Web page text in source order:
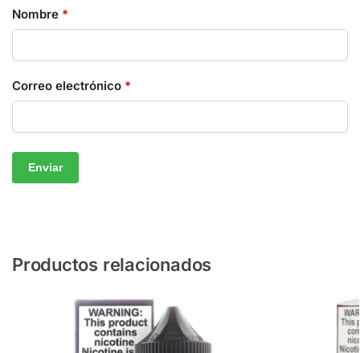
Nombre *
Correo electrónico *
Productos relacionados